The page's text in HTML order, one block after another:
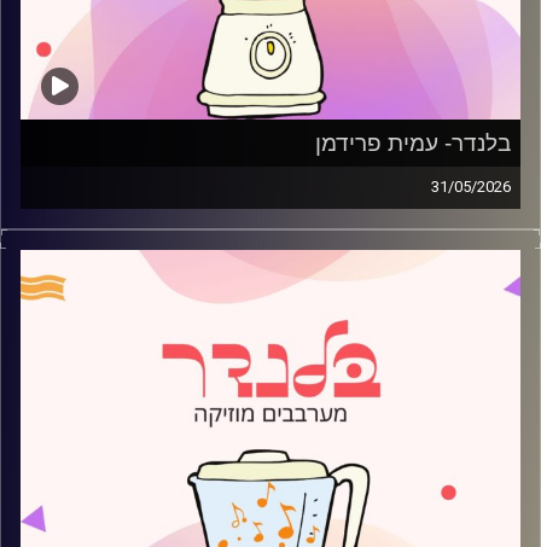
בלנדר- עמית פרידמן
31/05/2026
מוזיקה רגועה לפתוח איתה את הבוקר בהגשת עמית פרידמן
קרדיט תמונות:
AudioVersity